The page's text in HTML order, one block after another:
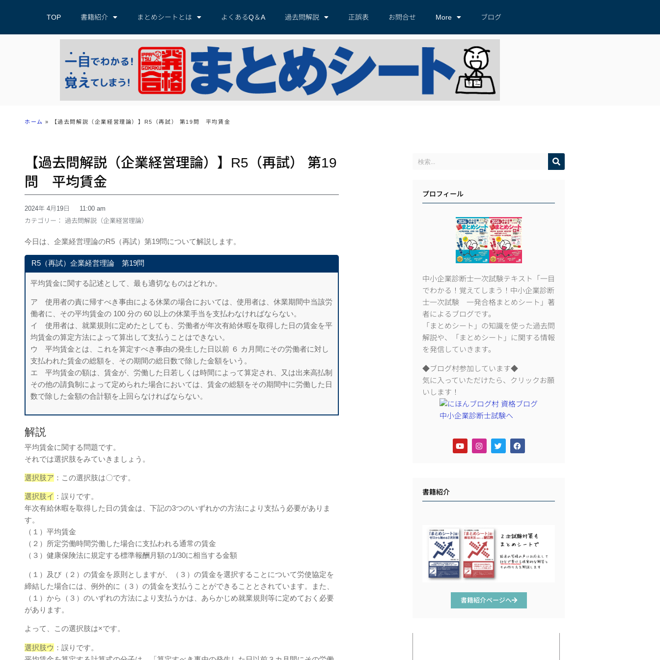
TOP 書籍紹介 まとめシートとは よくあるQ＆A 過去問解説 正誤表 お問合せ More ブログ
ホーム » 【過去問解説（企業経営理論）】R5（再試） 第19問 平均賃金
【過去問解説（企業経営理論）】R5（再試） 第19
問 平均賃金
2024年 4月19日
11:00 am
カテゴリー： 過去問解説（企業経営理論）
今日は、企業経営理論のR5（再試）第19問について解説します。
R5（再試）企業経営理論 第19問
平均賃金に関する記述として、最も適切なものはどれか。
ア 使用者の責に帰すべき事由による休業の場合においては、使用者は、休業期間中当該労
働者に、その平均賃金の 100 分の 60 以上の休業手当を支払わなければならない。
イ 使用者は、就業規則に定めたとしても、労働者が年次有給休暇を取得した日の賃金を平
均賃金の算定方法によって算出して支払うことはできない。
ウ 平均賃金とは、これを算定すべき事由の発生した日以前 ６ カ月間にその労働者に対し
支払われた賃金の総額を、その期間の総日数で除した金額をいう。
エ 平均賃金の額は、賃金が、労働した日若しくは時間によって算定され、又は出来高払制
その他の請負制によって定められた場合においては、賃金の総額をその期間中に労働した日
数で除した金額の合計額を上回らなければならない。
解説
平均賃金に関する問題です。
それでは選択肢をみていきましょう。
選択肢ア ：この選択肢は〇です。
選択肢イ ：誤りです。
年次有給休暇を取得した日の賃金は、下記の3つのいずれかの方法により支払う必要がありま
す。
（１）平均賃金
（２）所定労働時間労働した場合に支払われる通常の賃金
（３）健康保険法に規定する標準報酬月額の1/30に相当する金額
（１）及び（２）の賃金を原則としますが、（３）の賃金を選択することについて労使協定を
締結した場合には、例外的に（３）の賃金を支払うことができることとされています。また、
（１）から（３）のいずれの方法により支払うかは、あらかじめ就業規則等に定めておく必要
があります。
よって、この選択肢は×です。
選択肢ウ ：誤りです。
プロフィール
中小企業診断士一次試験テキスト「一目
でわかる！覚えてしまう！中小企業診断
士一次試験 一発合格まとめシート」著
者によるブログです。
「まとめシート」の知識を使った過去問
解説や、「まとめシート」に関する情報
を発信していきます。
◆ブログ村参加しています◆
気に入っていただけたら、クリックお願
いします！
書籍紹介
書籍紹介ページへ